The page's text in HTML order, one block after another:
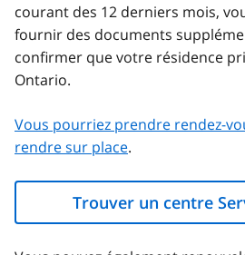
courant des 12 derniers mois,
fournir des documents
confirmer que votre résidence
Ontario.
Vous pourriez prendre rendez-
rendre sur place.
Trouver un centre